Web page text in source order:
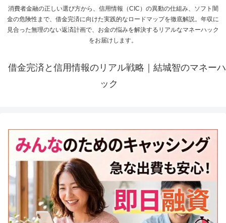
消費者金融の正しい選び方から、信用情報（CIC）の異動の仕組み、ソフト闇
金の危険性まで、借金完済に向けた実践的なロードマップを徹底解説。年収に
見合った無理のない返済計画で、お金の悩みを解決するリアルなマネーハック
をお届けします。
借金完済と信用情報のリアル戦略｜結城智のマネーハ
ック